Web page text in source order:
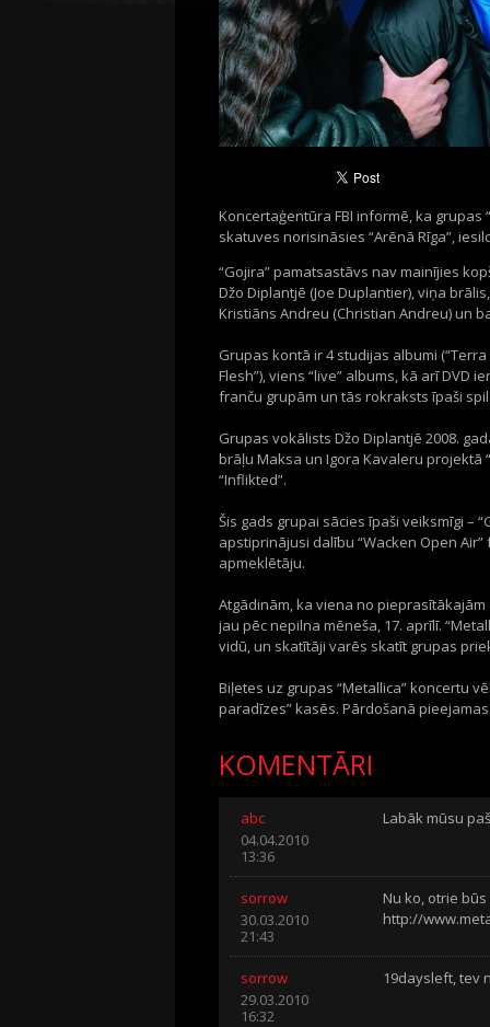
Koncertaģentūra FBI informē, ka
skatuves norisināsies “Arēnā Rīga”,
“Gojira” pamatsastāvs nav mainījies
Džo Diplantjē (Joe Duplantier), viņa
Kristiāns Andreu (Christian Andreu) un
Grupas kontā ir 4 studijas albumi (“Terra
Flesh”), viens “live” albums, kā arī DVD
franču grupām un tās rokraksts īpaši
Grupas vokālists Džo Diplantjē 2008.
brāļu Maksa un Igora Kavaleru projektā
“Inflikted”.
Šis gads grupai sācies īpaši veiksmīgi –
apstiprinājusi dalību “Wacken Open
apmeklētāju.
Atgādinām, ka viena no pieprasītākajām
jau pēc nepilna mēneša, 17. aprīlī.
vidū, un skatītāji varēs skatīt grupas
Biļetes uz grupas “Metallica” koncertu
paradīzes” kasēs. Pārdošanā
KOMENTĀRI
abc
04.04.2010
13:36
Labāk mūsu
sorrow
30.03.2010
21:43
Nu ko, otrie
http://
sorrow
29.03.2010
16:32
19daysleft, tev